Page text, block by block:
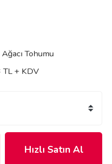
Tohumu
TL + KDV
Hızlı Satın Al